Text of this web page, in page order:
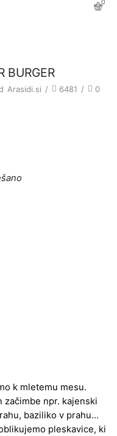
0
BURGER
Arasidi.si / 6481 / 0
k mletemu mesu.
začimbe npr. kajenski
baziliko v prahu…
pleskavice, ki